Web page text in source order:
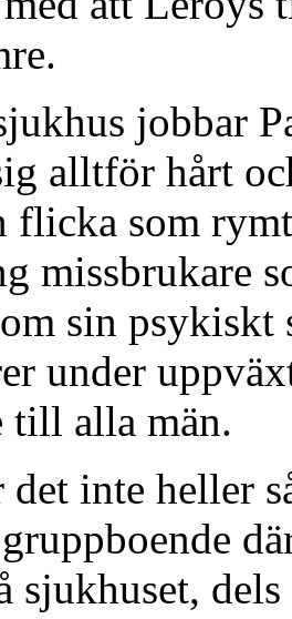
jobbar
alltför hårt
flicka som
missbrukare
sin psykiskt
under
till alla män.
det inte heller
sjukhuset,